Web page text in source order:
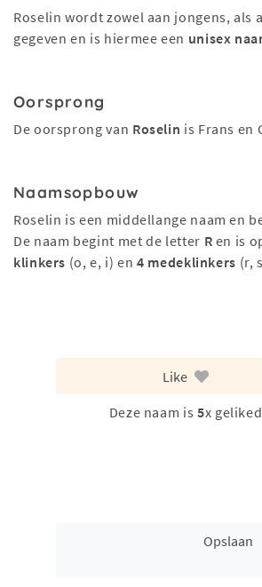
Roselin wordt zowel aan jongens, als
gegeven en is hiermee een unisex
Oorsprong
De oorsprong van Roselin is Frans en
Naamsopbouw
Roselin is een middellange naam en
De naam begint met de letter R en is
klinkers (o, e, i) en4 medeklinkers (r,
Like
Deze naam is 5x geliked
Opslaan